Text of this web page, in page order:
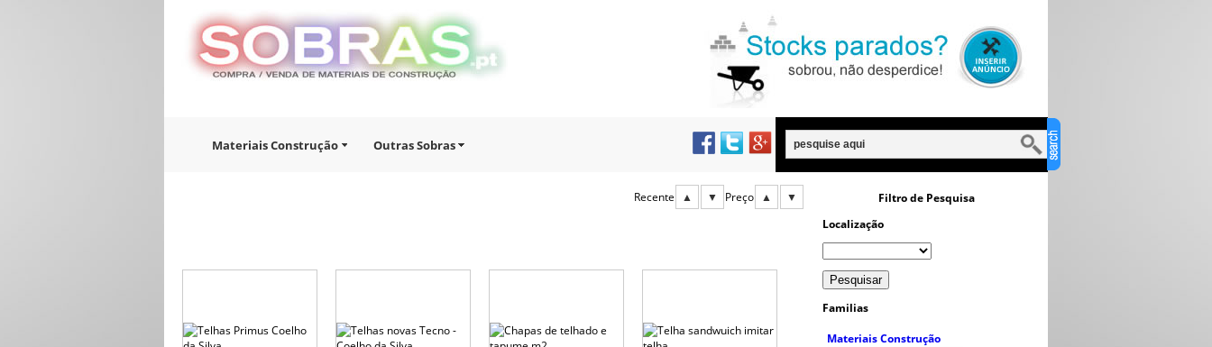
Materiais Construção Outras Sobras
Recente ▲ ▼ Preço ▲ ▼
Filtro de Pesquisa
Localização
Familias
Materiais Construção